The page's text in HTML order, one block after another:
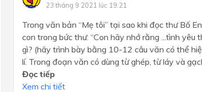
23 tháng 9 2021 lúc 19:21
Trong văn bản “Mẹ tôi” tại sao khi đọc thư Bố
con trong bức thư: “Con hãy nhớ rằng ...tình
gì? (hãy trình bày bằng 10-12 câu văn có thể
lí. Trong đoạn văn có dùng từ ghép, từ láy và
Đọc tiếp
Xem chi tiết